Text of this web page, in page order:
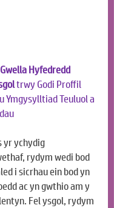
Gwella Hyfedredd
trwy Godi Proffil
Ymgysylltiad Teuluol a
yr ychydig
rydym wedi bod
i sicrhau ein bod yn
ac yn gwthio am y
Fel ysgol, rydym